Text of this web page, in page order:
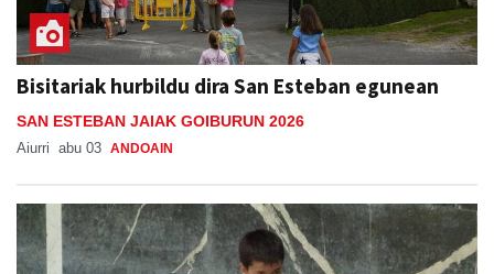
Bisitariak hurbildu dira San Esteban egunean
SAN ESTEBAN JAIAK GOIBURUN 2026
Aiurri abu 03 ANDOAIN